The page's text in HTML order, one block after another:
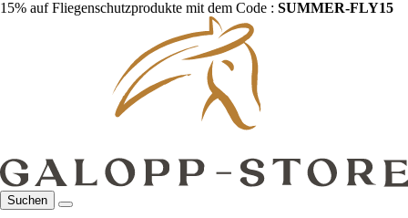
15% auf Fliegenschutzprodukte mit dem Code : SUMMER-FLY15
Suchen